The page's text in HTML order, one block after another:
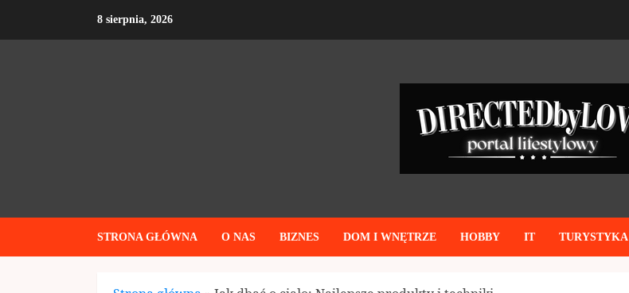
8 sierpnia, 2026
STRONA GŁÓWNA O NAS BIZNES DOM I WNĘTRZE HOBBY IT TURYSTYKA